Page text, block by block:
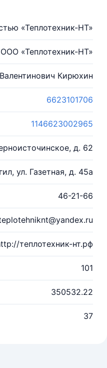
«Теплотехник-НТ»
ООО «Теплотехник-НТ»
Кирюхин
6623101706
1146623002965
д. 62
ул. Газетная, д. 45а
46-21-66
теплотехник-нт.рф
101
350532.22
37